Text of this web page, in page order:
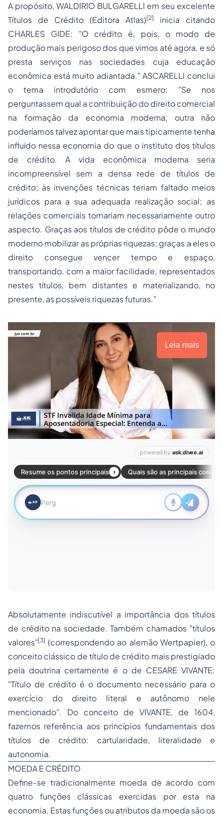
A propósito, WALDIRIO BULGARELLI em seu excelente
Títulos de Crédito (Editora Atlas)[2]
inicia citando
CHARLES GIDE: "O crédito é, pois, o modo de
produção mais perigoso dos que vimos até agora, e só
presta serviços nas sociedades cuja educação
econômica está muito adiantada." ASCARELLI conclui
o tema introdutório com esmero: "Se nos
perguntassem qual a contribuição do direito comercial
na formação da economia moderna, outra não
poderíamos talvez apontar que mais tipicamente tenha
influído nessa economia do que o instituto dos títulos
de crédito. A vida econômica moderna seria
incompreensível sem a densa rede de títulos de
crédito; às invenções técnicas teriam faltado meios
jurídicos para a sua adequada realização social; as
relações comerciais tomariam necessariamente outro
aspecto. Graças aos títulos de crédito pôde o mundo
moderno mobilizar as próprias riquezas; graças a eles o
direito consegue vencer tempo e espaço,
transportando, com a maior facilidade, representados
nestes títulos, bem distantes e materializando, no
presente, as possíveis riquezas futuras."
Leia mais
Absolutamente indiscutível a importância dos títulos
de crédito na sociedade. Também chamados "títulos
valores"[3] (correspondendo ao alemão Wertpapier), o
conceito clássico de título de crédito mais prestigiado
pela doutrina certamente é o de CESARE VIVANTE:
"Título de crédito é o documento necessário para o
exercício do direito literal e autônomo nele
mencionado". Do conceito de VIVANTE, de 1604,
fazemos referência aos princípios fundamentais dos
títulos de crédito: cartularidade, literalidade e
autonomia.
MOEDA E CRÉDITO
Define-se tradicionalmente moeda de acordo com
quatro funções clássicas exercidas por esta na
economia. Estas funções ou atributos da moeda são os